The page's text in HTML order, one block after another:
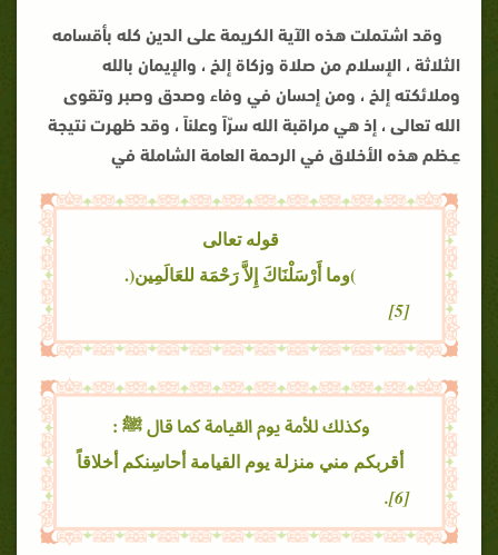
وقد اشتملت هذه الآية الكريمة على الدين كله بأقسامه
الثلاثة ، الإسلام من صلاة وزكاة إلخ ، والإيمان بالله
وملائكته إلخ ، ومن إحسان في وفاء وصدق وصبر وتقوى
الله تعالى ، إذ هي مراقبة الله سرّاً وعلناً ، وقد ظهرت نتيجة
عِـظم هذه الأخلاق في الرحمة العامة الشاملة في
قوله تعالى
)وما أَرْسَلْنَاكَ إِلاَّ رَحْمَة للعَالَمِين(.
[5]
وكذلك للأمة يوم القيامة كما قال ﷺ :
أقربكم مني منزلة يوم القيامة أحاسِنكم أخلاقاً
[6].